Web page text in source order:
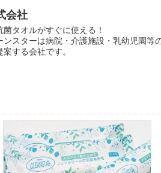
会社
タオルがすぐに使える！
ンスターは病院・介護施設・乳幼児園
する会社です。